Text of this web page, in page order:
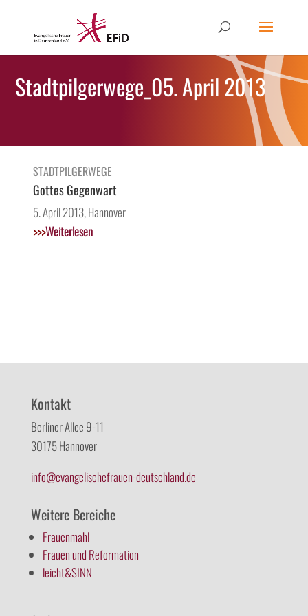
Stadtpilgerwege_05. April 2013
STADTPILGERWEGE
Gottes Gegenwart
5. April 2013, Hannover
>>>Weiterlesen
Kontakt
Berliner Allee 9-11
30175 Hannover
info@evangelischefrauen-deutschland.de
Weitere Bereiche
Frauenmahl
Frauen und Reformation
leicht&SINN